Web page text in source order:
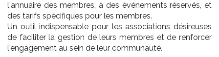
l'annuaire des membres, à des événements réservés, et
des tarifs spécifiques pour les membres.
Un outil indispensable pour les associations désireuses
de faciliter la gestion de leurs membres et de renforcer
l'engagement au sein de leur communauté.